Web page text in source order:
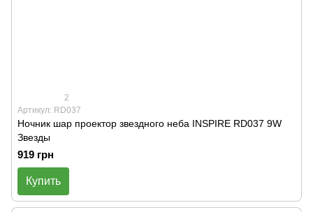
2
Артикул: RD037
Ночник шар проектор звездного неба INSPIRE RD037 9W
Звезды
919 грн
Купить